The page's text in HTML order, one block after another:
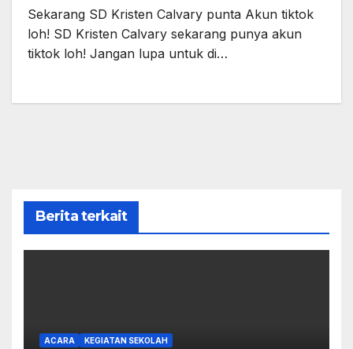
Sekarang SD Kristen Calvary punta Akun tiktok
loh! SD Kristen Calvary sekarang punya akun
tiktok loh! Jangan lupa untuk di…
Berita terkait
ACARA KEGIATAN SEKOLAH